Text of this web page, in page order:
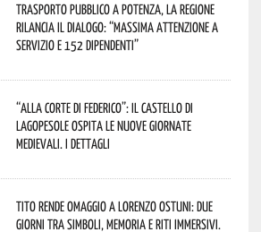
Trasporto pubblico a Potenza, la Regione
rilancia il dialogo: “Massima attenzione a
servizio e 152 dipendenti”
“Alla corte di Federico”: il Castello di
Lagopesole ospita le nuove Giornate
Medievali. I dettagli
Tito rende omaggio a Lorenzo Ostuni: due
giorni tra simboli, memoria e riti immersivi.